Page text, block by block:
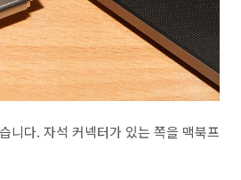
니다. 자석 커넥터가 있는 쪽을 맥북프